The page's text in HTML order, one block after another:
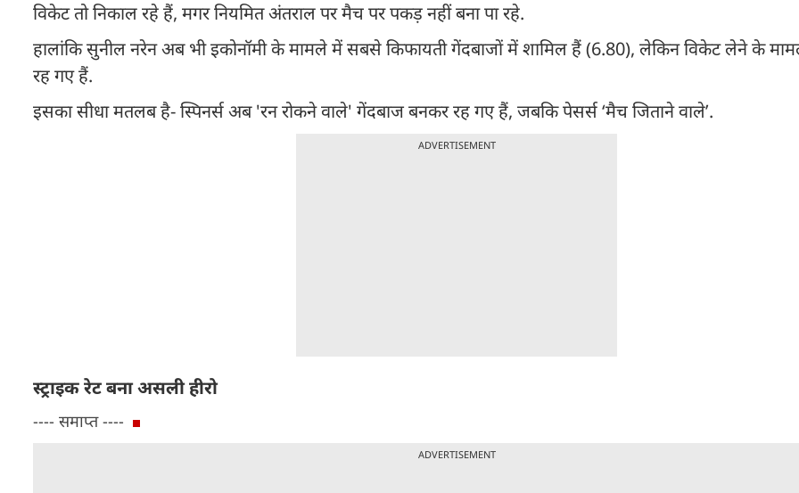
विकेट तो निकाल रहे हैं, मगर नियमित अंतराल पर मैच पर पकड़ नहीं बना पा रहे.
हालांकि सुनील नरेन अब भी इकोनॉमी के मामले में सबसे किफायती गेंदबाजों में शामिल हैं (6.80), लेकिन विकेट लेने के
रह गए हैं.
इसका सीधा मतलब है- स्पिनर्स अब 'रन रोकने वाले' गेंदबाज बनकर रह गए हैं, जबकि पेसर्स ‘मैच जिताने वाले’.
ADVERTISEMENT
स्ट्राइक रेट बना असली हीरो
---- समाप्त ----
ADVERTISEMENT